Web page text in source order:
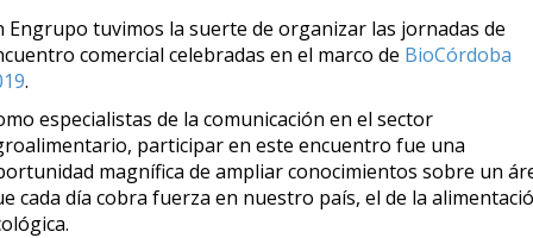
Engrupo tuvimos la suerte de organizar las jornadas de
comercial celebradas en el marco de BioCórdoba
.
especialistas de la comunicación en el sector
participar en este encuentro fue una
magnífica de ampliar conocimientos sobre un
cada día cobra fuerza en nuestro país, el de la